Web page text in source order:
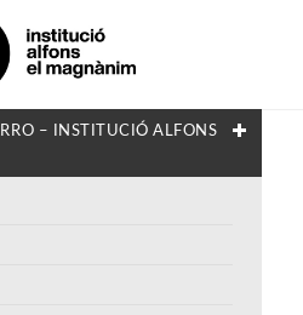
– INSTITUCIÓ ALFONS